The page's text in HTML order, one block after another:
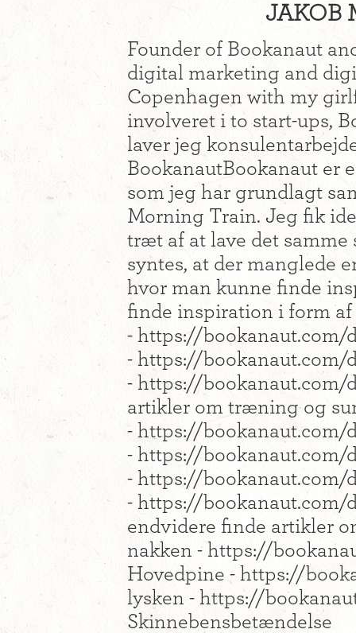
JAKOB
Founder of Bookanaut
digital marketing and
Copenhagen with my
involveret i to start-ups,
laver jeg
BookanautBookanaut er
som jeg har grundlagt
Morning Train. Jeg fik
træt af at lave det
syntes, at der manglede
hvor man kunne finde
finde inspiration i form af
- https://bookanaut.com/
- https://bookanaut.com/
- https://
artikler om træning og
- https://
- https://
- https://
- https://
endvidere finde artikler
nakken - https://
Hovedpine - https://
lysken - https://
Skinnebensbetændelse